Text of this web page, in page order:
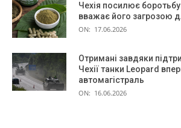
Чехія посилює
вважає його загрозою
ON: 17.06.2026
Отримані завдяки
Чехії танки Leopard
автомагістраль
ON: 16.06.2026